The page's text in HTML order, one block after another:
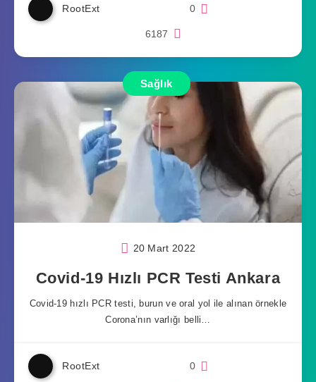
RootExt 0
6187
Sağlık
20 Mart 2022
Covid-19 Hızlı PCR Testi Ankara
Covid-19 hızlı PCR testi, burun ve oral yol ile alınan örnekle
Corona’nın varlığı belli…
RootExt 0